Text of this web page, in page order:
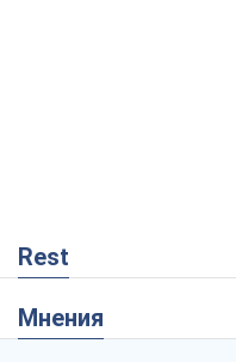
Rest
Мнения